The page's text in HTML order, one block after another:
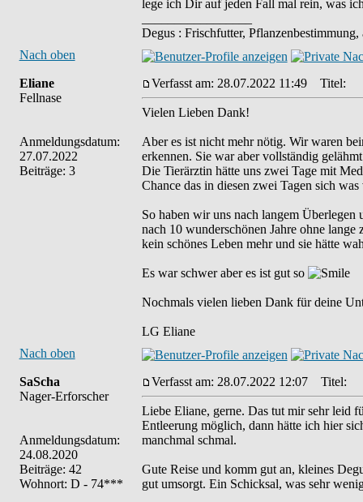
lege ich Dir auf jeden Fall mal rein, was
Degus : Frischfutter,
Nach oben
Eliane
Fellnase
Anmeldungsdatum:
27.07.2022
Beiträge: 3
Verfasst am: 28.07.2022 11:49 Titel:
Vielen Lieben Dank!
Aber es ist nicht mehr nötig. Wir waren
erkennen. Sie war aber vollständig
Die Tierärztin hätte uns zwei Tage mit
Chance das in diesen zwei Tagen sich
So haben wir uns nach langem Überlegen
nach 10 wunderschönen Jahre ohne
kein schönes Leben mehr und sie hätte
Es war schwer aber es ist gut so
Nochmals vielen lieben Dank für deine
LG Eliane
Nach oben
SaScha
Nager-Erforscher
Anmeldungsdatum:
24.08.2020
Beiträge: 42
Wohnort: D - 74***
Verfasst am: 28.07.2022 12:07 Titel:
Liebe Eliane, gerne. Das tut mir sehr leid
Entleerung möglich, dann hätte ich hier
manchmal schmal.
Gute Reise und komm gut an, kleines
gut umsorgt. Ein Schicksal, was sehr